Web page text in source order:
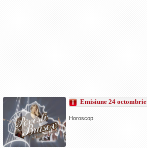
Emisiune 24 octombrie
Horoscop